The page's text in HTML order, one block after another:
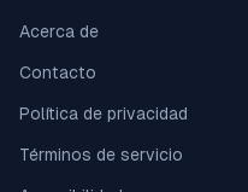
Acerca de
Contacto
Política de privacidad
Términos de servicio